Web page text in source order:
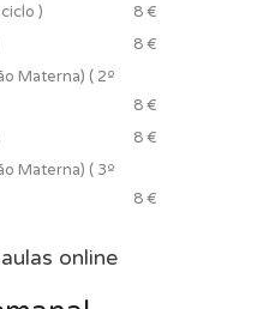
)
8 €
8 €
Materna) ( 2º
8 €
8 €
Materna) ( 3º
8 €
online